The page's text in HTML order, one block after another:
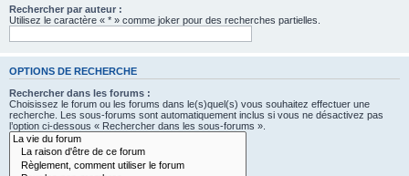
Rechercher par auteur :
Utilisez le caractère « * » comme joker pour des recherches partielles.
OPTIONS DE RECHERCHE
Rechercher dans les forums :
Choisissez le forum ou les forums dans le(s)quel(s) vous souhaitez effectuer une
recherche. Les sous-forums sont automatiquement inclus si vous ne désactivez pas
l’option ci-dessous « Rechercher dans les sous-forums ».